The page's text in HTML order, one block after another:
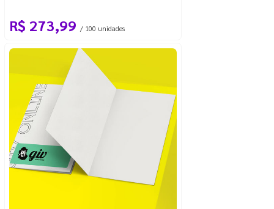
R$ 273,99 / 100 unidades